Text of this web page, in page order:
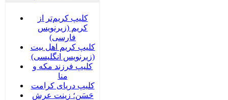
کلیپ کریم‌تر از
کریم (زیرنویس
فارسی)
کلیپ کریم اهل بیت
(زیرنویس انگلیسی)
کلیپ فرزند مکه و
منا
کلیپ دریای کرامت
حَسَن؛ زینت عرش